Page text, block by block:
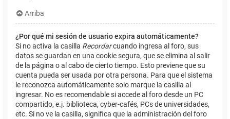
Arriba
¿Por qué mi sesión de usuario expira automáticamente?
Si no activa la casilla Recordarcuando ingresa al foro, sus
datos se guardan en una cookie segura, que se elimina al salir
de la página o al cabo de cierto tiempo. Esto previene que su
cuenta pueda ser usada por otra persona. Para que el sistema
le reconozca automáticamente solo marque la casilla al
ingresar. No es recomendable si accede al foro desde un PC
compartido, e.j. biblioteca, cyber-cafés, PCs de universidades,
etc. Si no ve la casilla, significa que la administración del foro